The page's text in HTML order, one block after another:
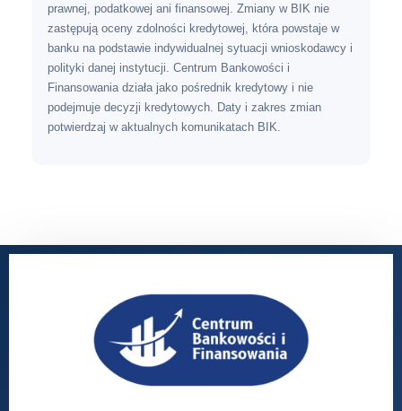
prawnej, podatkowej ani finansowej. Zmiany w BIK nie
zastępują oceny zdolności kredytowej, która powstaje w
banku na podstawie indywidualnej sytuacji wnioskodawcy i
polityki danej instytucji. Centrum Bankowości i
Finansowania działa jako pośrednik kredytowy i nie
podejmuje decyzji kredytowych. Daty i zakres zmian
potwierdzaj w aktualnych komunikatach BIK.